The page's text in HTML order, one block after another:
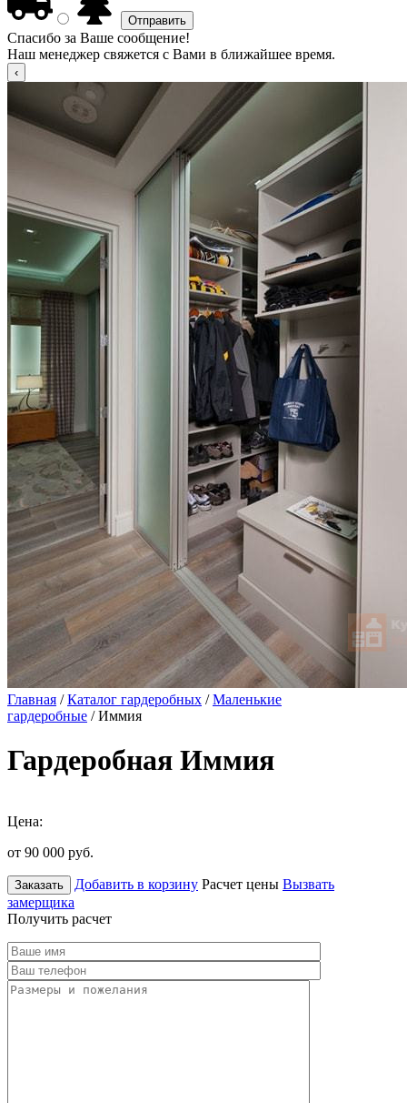
Спасибо за Ваше сообщение!
Наш менеджер свяжется с Вами в ближайшее время.
Главная /Каталог гардеробных /Маленькие
гардеробные / Иммия
Гардеробная Иммия
Цена:
от 90 000 руб.
Заказать Добавить в корзину Расчет цены Вызвать
замерщика
Получить расчет